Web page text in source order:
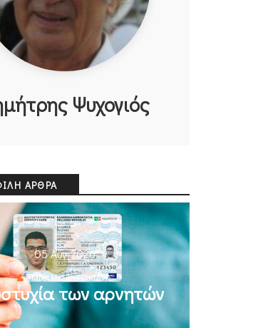
Ψυχογιός
ΆΡΘΡΑ
05 Αυγ 2026
ΜΙΧΆΛΗΣ ΚΥΡΙΑΚΊΔΗΣ
των αρνητών